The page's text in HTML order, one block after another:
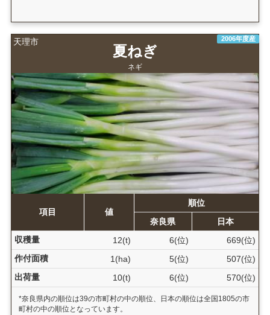
天理市 2006年度産
夏ねぎ
ネギ
項目 値
順位
奈良県
日本
収穫量
12(t) 6(位)
669(位)
作付面積
1(ha) 5(位)
507(位)
出荷量
10(t) 6(位) 570(位)
*奈良県内の順位は39の市町村の中の順位、日本の順位は全国1805の市
町村の中の順位となっています。